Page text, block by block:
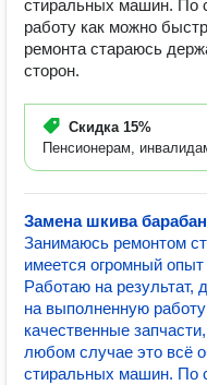
стиральных машин. По
работу как можно
ремонта стараюсь
сторон.
Скидка 15%
Пенсионерам,
Замена шкива
Занимаюсь ремонтом
имеется огромный
Работаю на результат,
на выполненную
качественные
любом случае это всё
стиральных машин. По